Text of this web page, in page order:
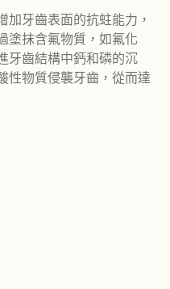
加牙齒表面的抗蛀能力，
塗抹含氟物質，如氟化
牙齒結構中鈣和磷的沉
性物質侵襲牙齒，從而達